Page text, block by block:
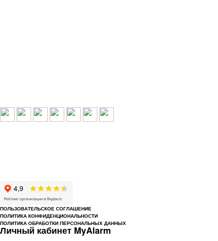
ПОЛЬЗОВАТЕЛЬСКОЕ СОГЛАШЕНИЕ
ПОЛИТИКА КОНФИДЕНЦИОНАЛЬНОСТИ
ПОЛИТИКА ОБРАБОТКИ ПЕРСОНАЛЬНЫХ ДАННЫХ
Личный кабинет MyAlarm